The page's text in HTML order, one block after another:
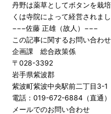
丹野は薬草としてボタンを栽
くは寺院によって経営されまし
−−−佐藤 正雄（故人）−−−
この記事に関するお問い合わ
企画課 総合政策係
〒028-3392
岩手県紫波郡
紫波町紫波中央駅前二丁目3-1
電話：019-672-6884（直通）
メールでのお問い合わせ